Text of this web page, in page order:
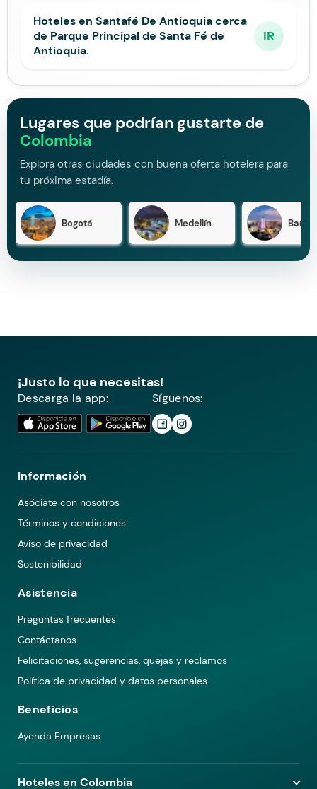
Hoteles en Santafé De Antioquia cerca
de Parque Principal de Santa Fé de
Antioquia.
IR
Lugares que podrían gustarte de
Colombia
Explora otras ciudades con buena oferta hotelera para
tu próxima estadía.
Bogotá Medellín
¡Justo lo que necesitas!
Descarga la app: Síguenos:
Información
Asóciate con nosotros
Términos y condiciones
Aviso de privacidad
Sostenibilidad
Asistencia
Preguntas frecuentes
Contáctanos
Felicitaciones, sugerencias, quejas y reclamos
Política de privacidad y datos personales
Beneficios
Ayenda Empresas
Hoteles en Colombia